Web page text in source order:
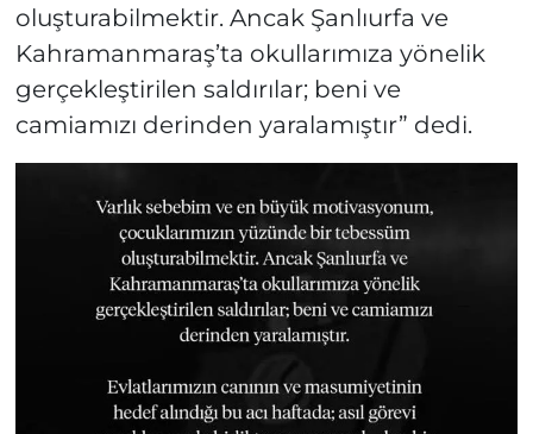
oluşturabilmektir. Ancak Şanlıurfa ve
Kahramanmaraş’ta okullarımıza yönelik
gerçekleştirilen saldırılar; beni ve
camiamızı derinden yaralamıştır” dedi.